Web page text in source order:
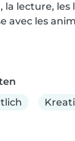
la lecture,
avec les